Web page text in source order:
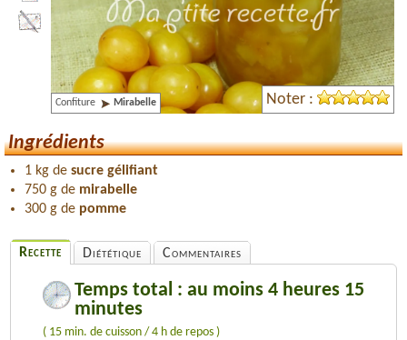
Partager cette recette
Confiture Mirabelle Noter :
Ingrédients
1 kg de sucre gélifiant
750 g de mirabelle
300 g de pomme
Recette Diététique Commentaires
Temps total : au moins 4 heures 15
minutes
( 15 min. de cuisson / 4 h de repos )